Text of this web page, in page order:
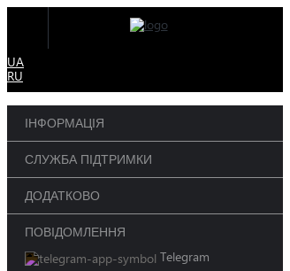
UA
RU
ІНФОРМАЦІЯ
СЛУЖБА ПІДТРИМКИ
ДОДАТКОВО
ПОВІДОМЛЕННЯ
Telegram